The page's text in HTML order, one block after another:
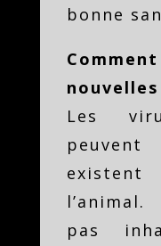
bonne
nouvelles
Les
peuvent
existent
pas